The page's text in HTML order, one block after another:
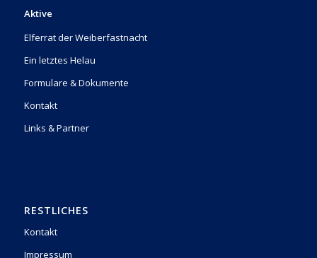
Aktive
Elferrat der Weiberfastnacht
Ein letztes Helau
Formulare & Dokumente
Kontakt
Links & Partner
RESTLICHES
Kontakt
Impressum